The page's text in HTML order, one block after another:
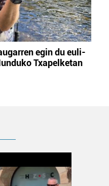
egin du euli-
Txapelketan